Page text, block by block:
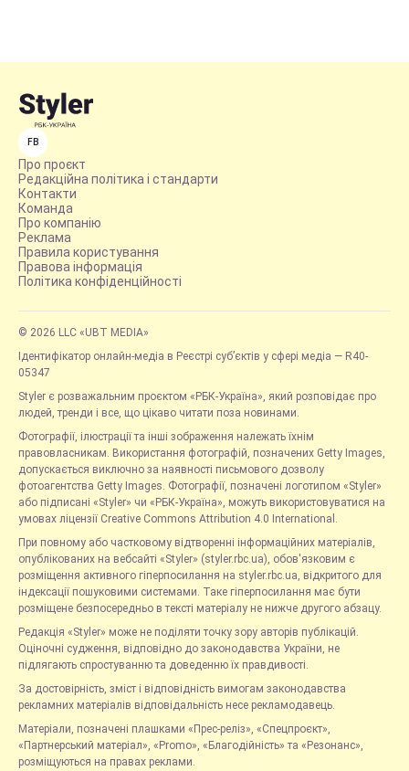
FB
Про проєкт
Редакційна політика і стандарти
Контакти
Команда
Про компанію
Реклама
Правила користування
Правова інформація
Політика конфіденційності
© 2026 LLC «UBT MEDIA»
Ідентифікатор онлайн-медіа в Реєстрі суб’єктів у сфері медіа — R40-
05347
Styler є розважальним проєктом «РБК-Україна», який розповідає про
людей, тренди і все, що цікаво читати поза новинами.
Фотографії, ілюстрації та інші зображення належать їхнім
правовласникам. Використання фотографій, позначених Getty Images,
допускається виключно за наявності письмового дозволу
фотоагентства Getty Images. Фотографії, позначені логотипом «Styler»
або підписані «Styler» чи «РБК-Україна», можуть використовуватися на
умовах ліцензії Creative Commons Attribution 4.0 International.
При повному або частковому відтворенні інформаційних матеріалів,
опублікованих на вебсайті «Styler» (styler.rbc.ua), обов'язковим є
розміщення активного гіперпосилання на styler.rbc.ua, відкритого для
індексації пошуковими системами. Таке гіперпосилання має бути
розміщене безпосередньо в тексті матеріалу не нижче другого абзацу.
Редакція «Styler» може не поділяти точку зору авторів публікацій.
Оціночні судження, відповідно до законодавства України, не
підлягають спростуванню та доведенню їх правдивості.
За достовірність, зміст і відповідність вимогам законодавства
рекламних матеріалів відповідальність несе рекламодавець.
Матеріали, позначені плашками «Прес-реліз», «Спецпроєкт»,
«Партнерський матеріал», «Promo», «Благодійність» та «Резонанс»,
розміщуються на правах реклами.